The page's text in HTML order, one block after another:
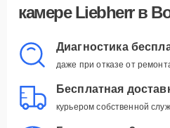
камере Liebherr в
Диагностика
даже при отказе от
Бесплатная
курьером собственной